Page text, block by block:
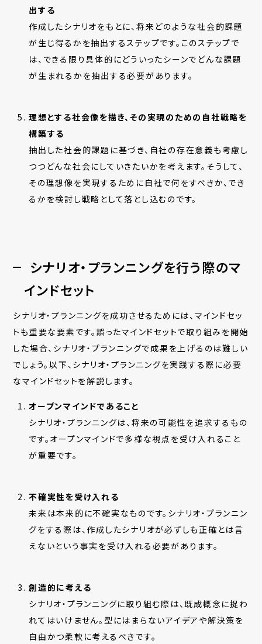
出する
作成したシナリオをもとに、将来どのような社会的課題
が生じ得るかを抽出するステップです。このステップで
は、できる限り具体的にどういったシーンでどんな課題
が生まれるかを抽出する必要があります。
理想とする社会像を描き、その実現のための自社戦略を
構築する
抽出した社会的課題に基づき、自社の存在意義も考慮し
つつどんな社会にしていきたいかを考えます。そうして、
その理想像を実現するために自社で何をすべきか、でき
るかを検討し戦略として落とし込むのです。
シナリオ・プランニングを行う際のマ
インドセット
シナリオ・プランニングを成功させるためには、マインドセッ
トも重要な要素です。誤ったマインドセットで取り組みを開始
した場合、シナリオ・プランニングで成果を上げるのは難しい
でしょう。以下、シナリオ・プランニングを実践する際に必要
なマインドセットを解説します。
オープンマインドであること
シナリオ・プランニングは、将来の可能性を追求するもの
です。オープンマインドで多様な視点を受け入れること
が重要です。
不確実性を受け入れる
未来は本来的に不確実なものです。シナリオ・プランニン
グをする際は、作成したシナリオが必ずしも正確とは言
えないという事実を受け入れる必要があります。
創造的に考える
シナリオ・プランニングに取り組む際は、既成概念に捉わ
れてはいけません。型にはまらないアイデアや解決策を
自由かつ柔軟に考えるべきです。